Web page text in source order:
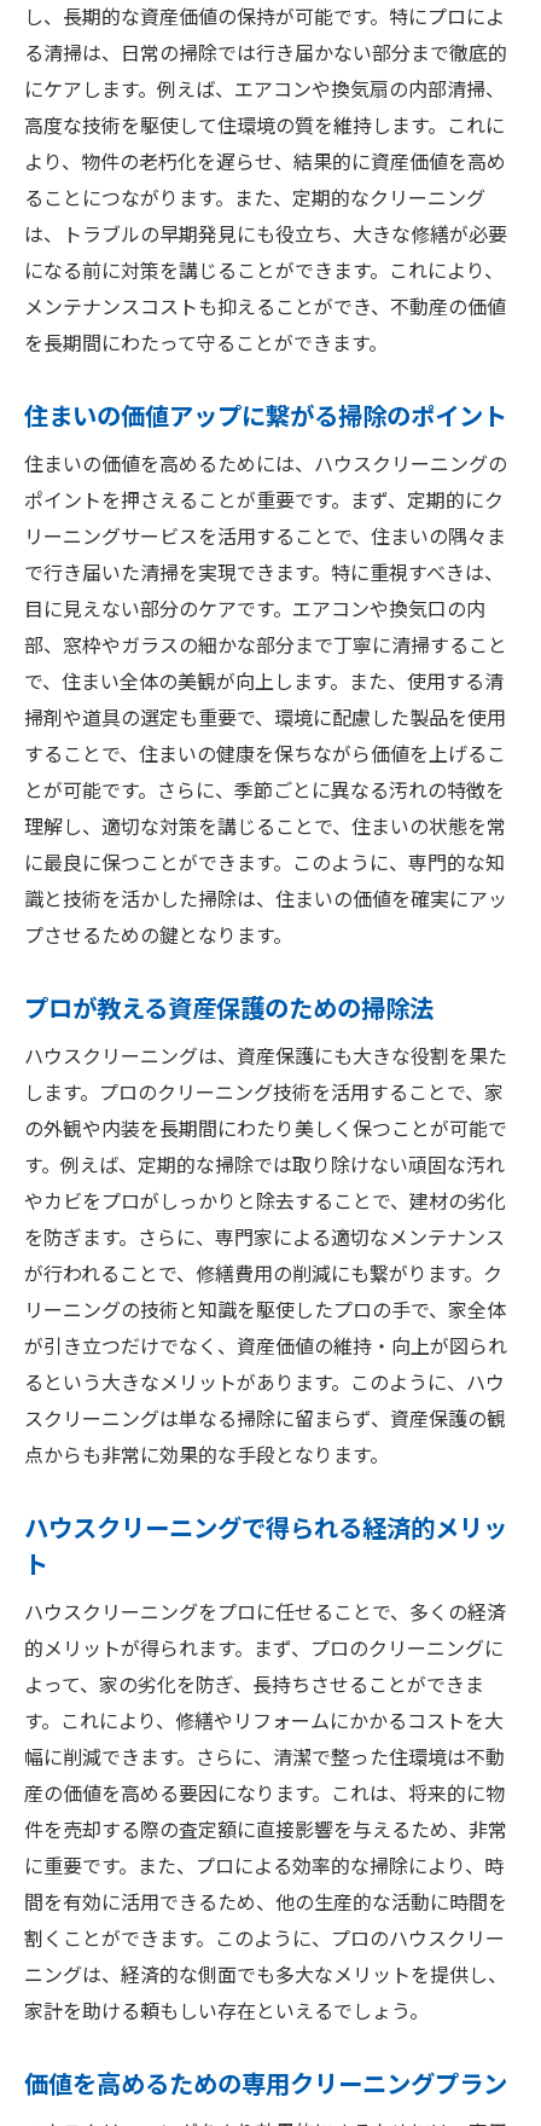
し、長期的な資産価値の保持が可能です。特にプロによ
る清掃は、日常の掃除では行き届かない部分まで徹底的
にケアします。例えば、エアコンや換気扇の内部清掃、
高度な技術を駆使して住環境の質を維持します。これに
より、物件の老朽化を遅らせ、結果的に資産価値を高め
ることにつながります。また、定期的なクリーニング
は、トラブルの早期発見にも役立ち、大きな修繕が必要
になる前に対策を講じることができます。これにより、
メンテナンスコストも抑えることができ、不動産の価値
を長期間にわたって守ることができます。
住まいの価値アップに繋がる掃除のポイント
住まいの価値を高めるためには、ハウスクリーニングの
ポイントを押さえることが重要です。まず、定期的にク
リーニングサービスを活用することで、住まいの隅々ま
で行き届いた清掃を実現できます。特に重視すべきは、
目に見えない部分のケアです。エアコンや換気口の内
部、窓枠やガラスの細かな部分まで丁寧に清掃すること
で、住まい全体の美観が向上します。また、使用する清
掃剤や道具の選定も重要で、環境に配慮した製品を使用
することで、住まいの健康を保ちながら価値を上げるこ
とが可能です。さらに、季節ごとに異なる汚れの特徴を
理解し、適切な対策を講じることで、住まいの状態を常
に最良に保つことができます。このように、専門的な知
識と技術を活かした掃除は、住まいの価値を確実にアッ
プさせるための鍵となります。
プロが教える資産保護のための掃除法
ハウスクリーニングは、資産保護にも大きな役割を果た
します。プロのクリーニング技術を活用することで、家
の外観や内装を長期間にわたり美しく保つことが可能で
す。例えば、定期的な掃除では取り除けない頑固な汚れ
やカビをプロがしっかりと除去することで、建材の劣化
を防ぎます。さらに、専門家による適切なメンテナンス
が行われることで、修繕費用の削減にも繋がります。ク
リーニングの技術と知識を駆使したプロの手で、家全体
が引き立つだけでなく、資産価値の維持・向上が図られ
るという大きなメリットがあります。このように、ハウ
スクリーニングは単なる掃除に留まらず、資産保護の観
点からも非常に効果的な手段となります。
ハウスクリーニングで得られる経済的メリッ
ト
ハウスクリーニングをプロに任せることで、多くの経済
的メリットが得られます。まず、プロのクリーニングに
よって、家の劣化を防ぎ、長持ちさせることができま
す。これにより、修繕やリフォームにかかるコストを大
幅に削減できます。さらに、清潔で整った住環境は不動
産の価値を高める要因になります。これは、将来的に物
件を売却する際の査定額に直接影響を与えるため、非常
に重要です。また、プロによる効率的な掃除により、時
間を有効に活用できるため、他の生産的な活動に時間を
割くことができます。このように、プロのハウスクリー
ニングは、経済的な側面でも多大なメリットを提供し、
家計を助ける頼もしい存在といえるでしょう。
価値を高めるための専用クリーニングプラン